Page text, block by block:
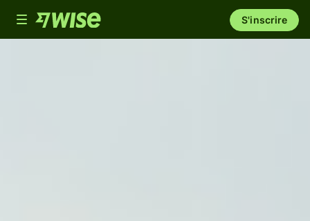
Toggle
navigation
S'inscrire